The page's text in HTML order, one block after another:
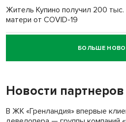
Житель Купино получил 200 тыс.
матери от COVID-19
Новосибирский суд наказал
пенсионерки на вокзале
БОЛЬШЕ
Новости партнеров
В ЖК «Гренландия» впервые